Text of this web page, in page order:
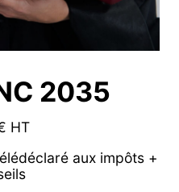
2035
HT
aux impôts +